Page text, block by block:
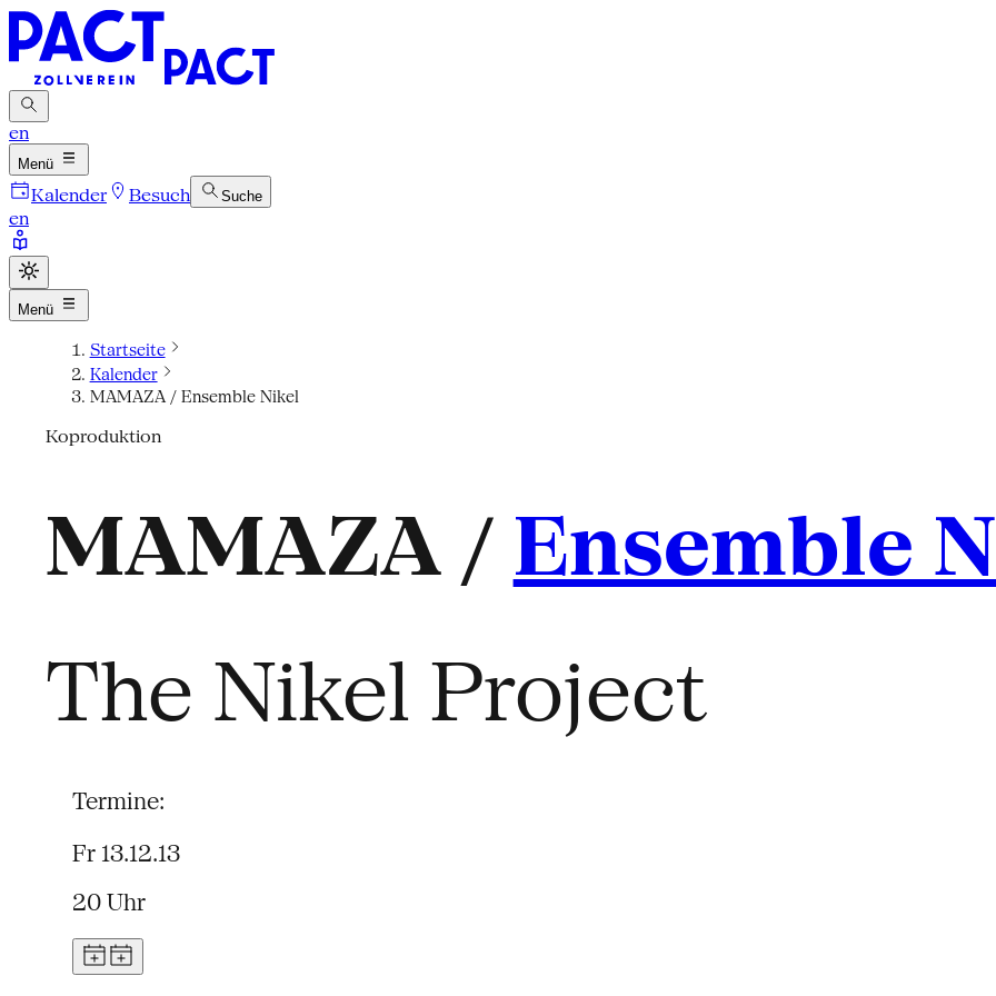
en
Menü
Kalender Besuch Suche
en
Menü
Startseite
Kalender
MAMAZA / Ensemble Nikel
Koproduktion
MAMAZA / Ensemble
The Nikel Project
Termine:
Fr 13.12.13
20 Uhr